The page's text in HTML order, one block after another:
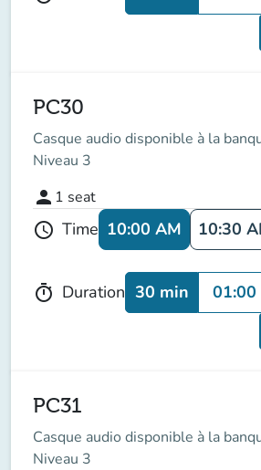
PC30
Casque audio disponible à la
Niveau 3
person 1 seat
schedule Time 10:00 AM 10:30
timer Duration 30 min 01:00
PC31
Casque audio disponible à la
Niveau 3